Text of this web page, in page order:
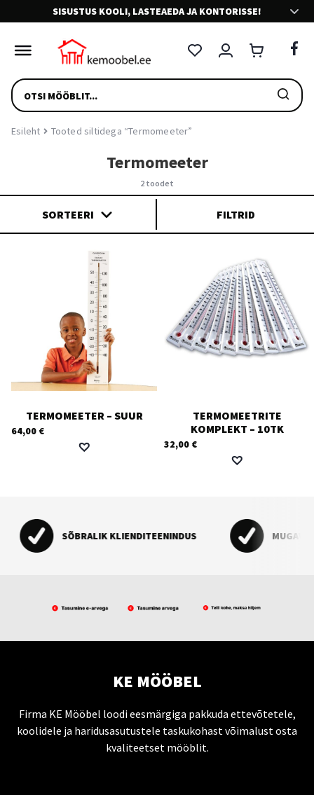
SISUSTUS KOOLI, LASTEAEDA JA KONTORISSE!
VÄLJASTAME E-ARVEID
Riigieelarvelistele asutustele väljastame e-arveid Omniva
arvetekeskuse kaudu.
SÕBRALIK KLIENDITEENINDUS
LIHTNE TAGASTUS
Mugav tagastus ja toote vahetus
PRODUCTS
SEARCH
Esileht Tooted siltidega “Termomeeter”
Termomeeter
2 toodet
SORTEERI FILTRID
TERMOMEETER – SUUR
64,00 €
TERMOMEETRITE
KOMPLEKT – 10TK
32,00 €
SÕBRALIK KLIENDITEENINDUS MUGAV
KE MÖÖBEL
Firma KE Mööbel loodi eesmärgiga pakkuda ettevõtetele,
koolidele ja haridusasutustele taskukohast võimalust osta
kvaliteetset mööblit.